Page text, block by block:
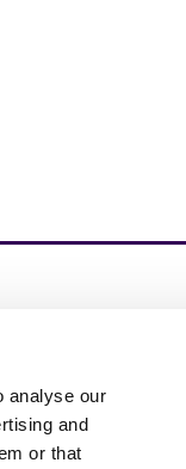
analyse our
and
or that